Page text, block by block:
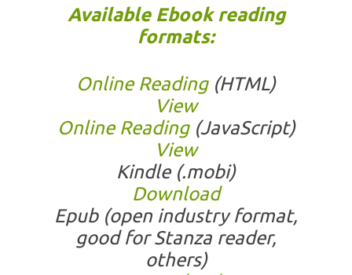
Available Ebook reading
formats:
Online Reading(HTML)
View
Online Reading(JavaScript)
View
Kindle(.mobi)
Download
Epub(open industry format,
good for Stanza reader,
others)